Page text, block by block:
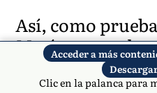
Así, como
Mesías, y por lo
autoridad para
veces da el
Acceder a más
Clic en la palanca para